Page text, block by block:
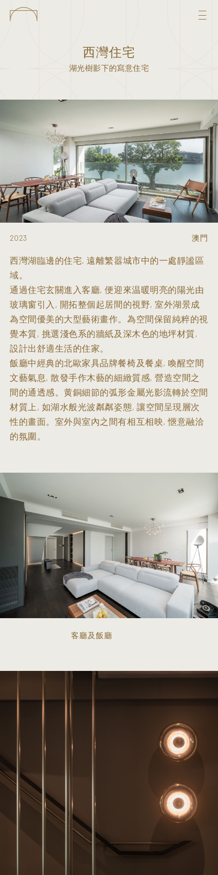
西灣住宅
湖光樹影下的寫意住宅
2023 澳門
西灣湖臨邊的住宅, 遠離繁嚣城市中的一處靜謐區
域。
通過住宅玄關進入客廳, 便迎來温暖明亮的陽光由
玻璃窗引入, 開拓整個起居間的視野, 室外湖景成
為空間優美的大型藝術畫作。為空間保留純粹的視
覺本質, 挑選淺色系的牆紙及深木色的地坪材質,
設計出舒適生活的住家。
飯廳中經典的北歐家具品牌餐椅及餐桌, 喚醒空間
文藝氣息, 散發手作木藝的細緻質感, 營造空間之
間的通透感。黄銅細節的弧形金屬光影流轉於空間
材質上, 如湖水般光波粼粼姿態, 讓空間呈現層次
性的畫面。室外與室內之間有相互相映, 愜意融洽
的氛圍。
客廳及飯廳